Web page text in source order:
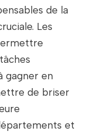
de la
Les
gagner en
de briser
et